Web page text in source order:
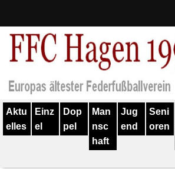
Termine
Verein
Geschichte
Aktu
elles
Einz
el
Dop
pel
Man
nsc
haft
Jug
end
Seni
oren